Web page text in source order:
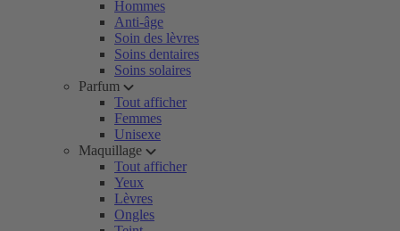
Hommes
Anti-âge
Soin des lèvres
Soins dentaires
Soins solaires
Parfum
Tout afficher
Femmes
Unisexe
Maquillage
Tout afficher
Yeux
Lèvres
Ongles